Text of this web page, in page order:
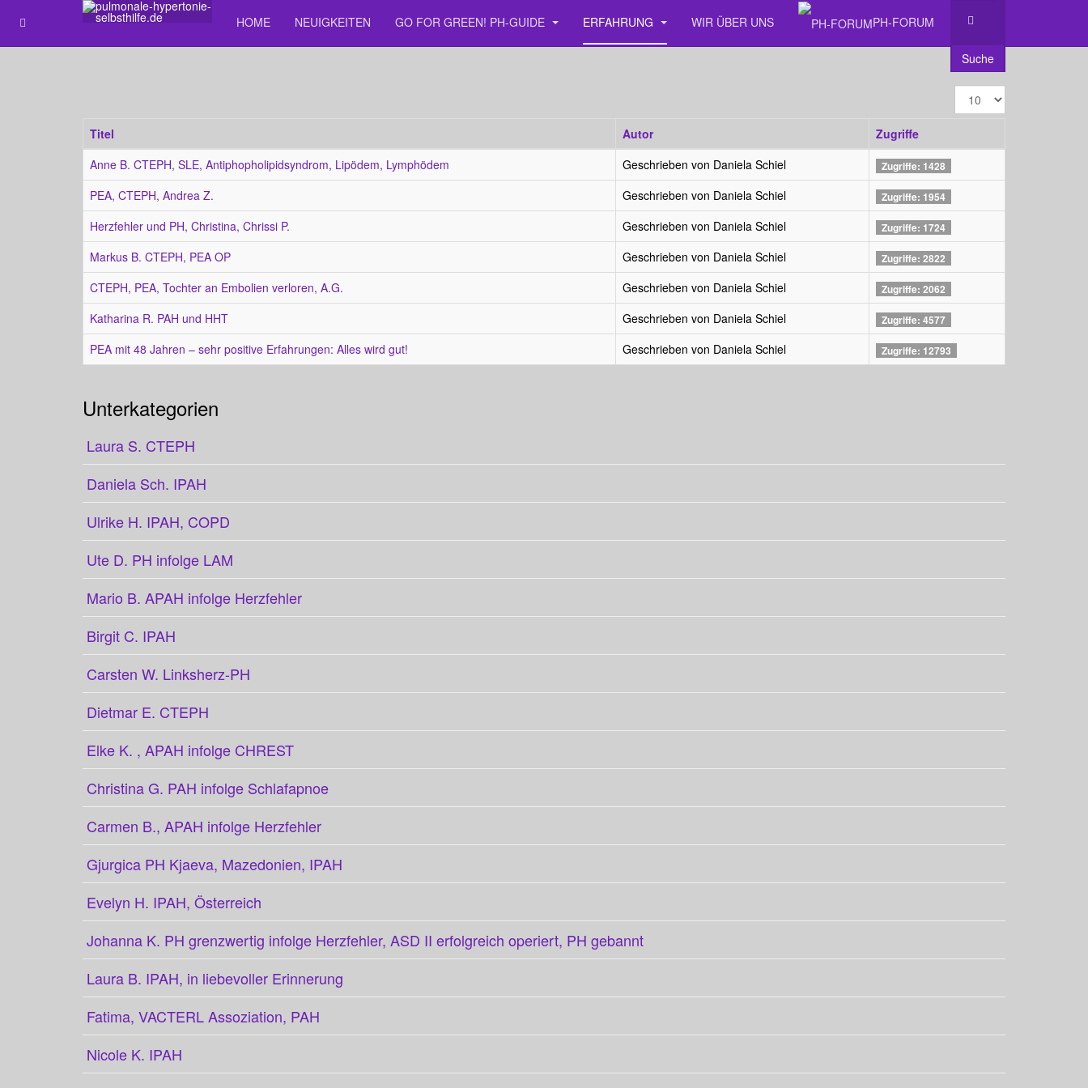
Suche
HOME NEUIGKEITEN GO FOR GREEN! PH-GUIDE ERFAHRUNG WIR ÜBER UNS PH-FORUM
Anzeige
#
Titel
Autor
Zugriffe
Anne B. CTEPH, SLE, Antiphopholipidsyndrom, Lipödem, Lymphödem
Geschrieben von Daniela Schiel Zugriffe: 1428
PEA, CTEPH, Andrea Z. Geschrieben von Daniela Schiel Zugriffe: 1954
Herzfehler und PH, Christina, Chrissi P. Geschrieben von Daniela Schiel Zugriffe: 1724
Markus B. CTEPH, PEA OP Geschrieben von Daniela Schiel Zugriffe: 2822
CTEPH, PEA, Tochter an Embolien verloren, A.G. Geschrieben von Daniela Schiel Zugriffe: 2062
Katharina R. PAH und HHT Geschrieben von Daniela Schiel Zugriffe: 4577
PEA mit 48 Jahren – sehr positive Erfahrungen: Alles wird gut! Geschrieben von Daniela Schiel Zugriffe: 12793
Unterkategorien
Laura S. CTEPH
Daniela Sch. IPAH
Ulrike H. IPAH, COPD
Ute D. PH infolge LAM
Mario B. APAH infolge Herzfehler
Birgit C. IPAH
Carsten W. Linksherz-PH
Dietmar E. CTEPH
Elke K. , APAH infolge CHREST
Christina G. PAH infolge Schlafapnoe
Carmen B., APAH infolge Herzfehler
Gjurgica PH Kjaeva, Mazedonien, IPAH
Evelyn H. IPAH, Österreich
Johanna K. PH grenzwertig infolge Herzfehler, ASD II erfolgreich operiert, PH gebannt
Laura B. IPAH, in liebevoller Erinnerung
Fatima, VACTERL Assoziation, PAH
Nicole K. IPAH